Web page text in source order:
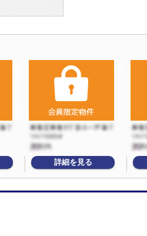
詳細を見る